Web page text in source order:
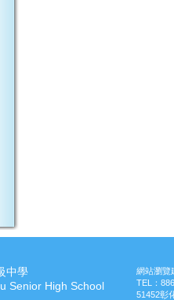
中學
Senior High School
網站瀏覽
TEL：
51452彰